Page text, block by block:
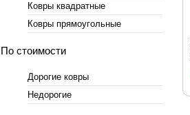
Ковры квадратные
Ковры прямоугольные
По стоимости
Дорогие ковры
Недорогие